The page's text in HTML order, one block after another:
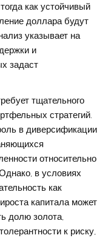
как устойчивый
доллара будут
указывает на
и
задаст
тщательного
стратегий.
в диверсификации
относительно
в условиях
как
капитала может
долю золота,
к риску,